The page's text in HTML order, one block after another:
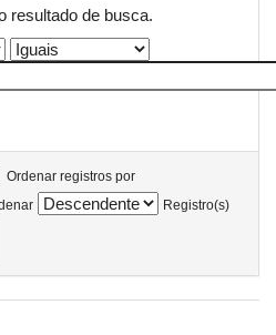
resultado de busca.
Ordenar registros por
Registro(s)